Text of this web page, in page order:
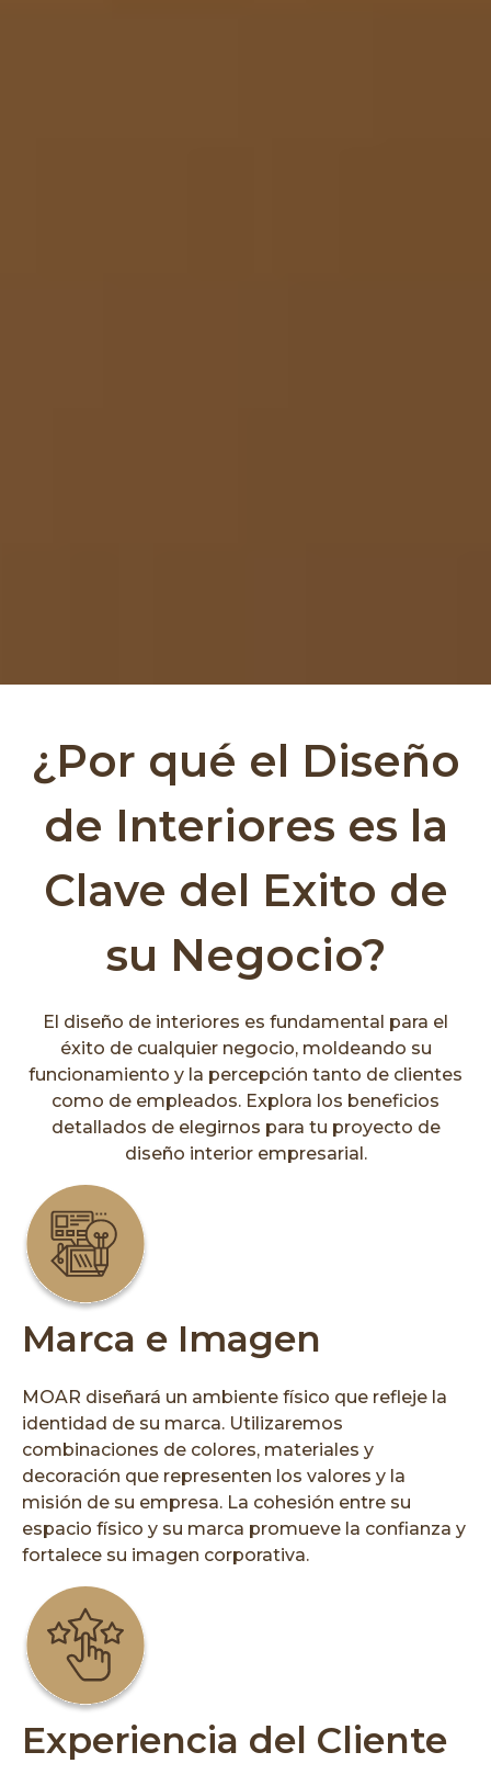
¿Por qué el Diseño
de Interiores es la
Clave del Exito de
su Negocio?
El diseño de interiores es fundamental para el
éxito de cualquier negocio, moldeando su
funcionamiento y la percepción tanto de clientes
como de empleados. Explora los beneficios
detallados de elegirnos para tu proyecto de
diseño interior empresarial.
Marca e Imagen
MOAR diseñará un ambiente físico que refleje la
identidad de su marca. Utilizaremos
combinaciones de colores, materiales y
decoración que representen los valores y la
misión de su empresa. La cohesión entre su
espacio físico y su marca promueve la confianza y
fortalece su imagen corporativa.
Experiencia del Cliente